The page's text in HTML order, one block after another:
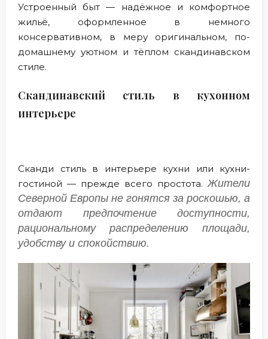
Устроенный быт — надёжное и комфортное
жильё, оформленное в немного
консервативном, в меру оригинальном, по-
домашнему уютном и тёплом скандинавском
стиле.
Скандинавский стиль в кухонном
интерьере
Сканди стиль в интерьере кухни или кухни-
гостиной — прежде всего простота.Жители
Северной Европы не гонятся за роскошью, а
отдают предпочтение доступности,
рациональному распределению площади,
удобству и спокойствию.